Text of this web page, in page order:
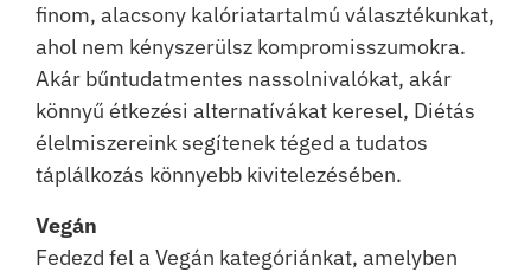
finom, alacsony kalóriatartalmú választékunkat,
ahol nem kényszerülsz kompromisszumokra.
Akár bűntudatmentes nassolnivalókat, akár
könnyű étkezési alternatívákat keresel, Diétás
élelmiszereink segítenek téged a tudatos
táplálkozás könnyebb kivitelezésében.
Vegán
Fedezd fel a Vegán kategóriánkat, amelyben